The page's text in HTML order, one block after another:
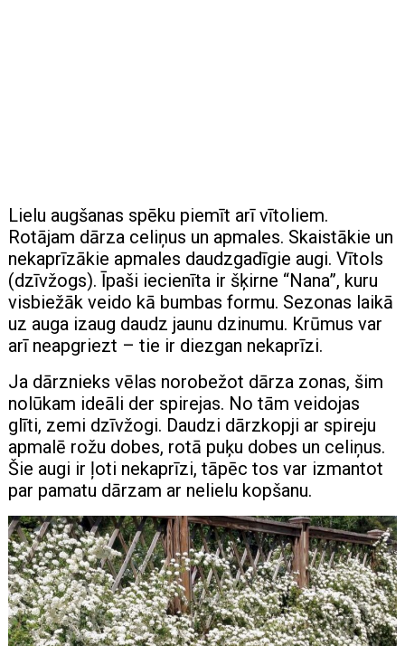
Lielu augšanas spēku piemīt arī vītoliem.
Rotājam dārza celiņus un apmales. Skaistākie un
nekaprīzākie apmales daudzgadīgie augi. Vītols
(dzīvžogs). Īpaši iecienīta ir šķirne “Nana”, kuru
visbiežāk veido kā bumbas formu. Sezonas laikā
uz auga izaug daudz jaunu dzinumu. Krūmus var
arī neapgriezt – tie ir diezgan nekaprīzi.
Ja dārznieks vēlas norobežot dārza zonas, šim
nolūkam ideāli der spirejas. No tām veidojas
glīti, zemi dzīvžogi. Daudzi dārzkopji ar spireju
apmalē rožu dobes, rotā puķu dobes un celiņus.
Šie augi ir ļoti nekaprīzi, tāpēc tos var izmantot
par pamatu dārzam ar nelielu kopšanu.